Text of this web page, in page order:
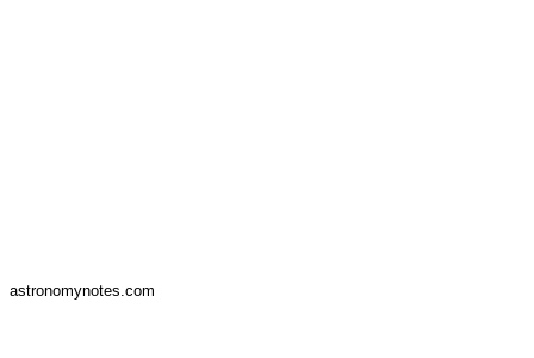
astronomynotes.com